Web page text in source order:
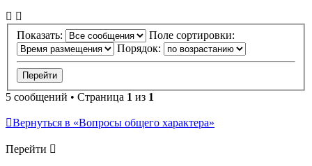
Показать:
Поле сортировки:
Порядок:
5 сообщений • Страница 1 из 1
Вернуться в «Вопросы общего характера»
Перейти